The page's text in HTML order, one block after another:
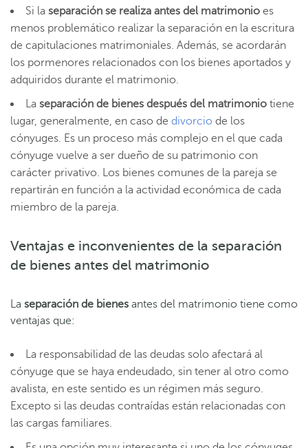
Si la separación se realiza antes del matrimonio es
menos problemático realizar la separación en la escritura
de capitulaciones matrimoniales. Además, se acordarán
los pormenores relacionados con los bienes aportados y
adquiridos durante el matrimonio.
La separación de bienes después del matrimonio tiene
lugar, generalmente, en caso de divorcio de los
cónyuges. Es un proceso más complejo en el que cada
cónyuge vuelve a ser dueño de su patrimonio con
carácter privativo. Los bienes comunes de la pareja se
repartirán en función a la actividad económica de cada
miembro de la pareja.
Ventajas e inconvenientes de la separación
de bienes antes del matrimonio
La separación de bienes antes del matrimonio tiene como
ventajas que:
La responsabilidad de las deudas solo afectará al
cónyuge que se haya endeudado, sin tener al otro como
avalista, en este sentido es un régimen más seguro.
Excepto si las deudas contraídas están relacionadas con
las cargas familiares.